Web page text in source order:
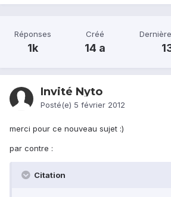
Réponses
1k
Créé
14 a
Invité Nyto
Posté(e) 5 février 2012
merci pour ce nouveau sujet :)
par contre :
Citation